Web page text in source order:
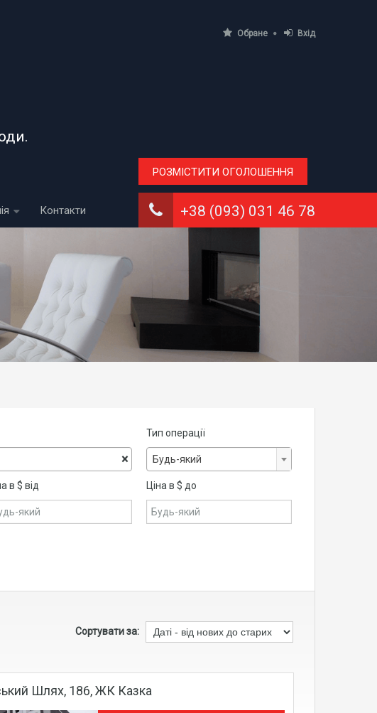
Обране Вхід
Контакти
РОЗМІСТИТИ ОГОЛОШЕННЯ
+38 (093) 031 46 78
×
Тип операції
Будь-який
в $ від Ціна в $ до
Сортувати за:
Шлях, 186, ЖК Казка